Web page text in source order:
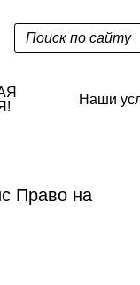
Наши
Право на